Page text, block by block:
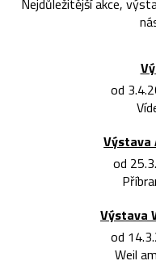
Nejdůležitější akce,
od
Výstava
od
Výstava
od
Weil